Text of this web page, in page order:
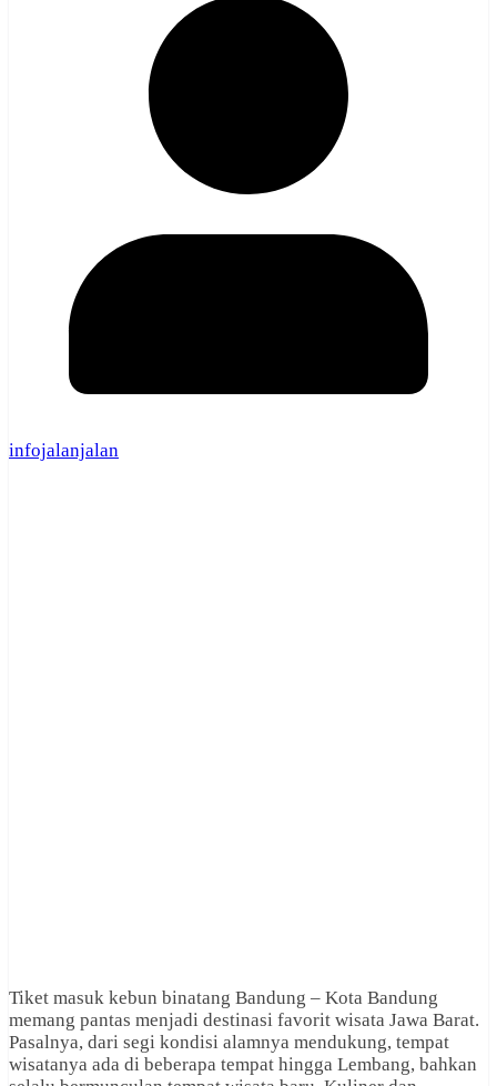
infojalanjalan
Tiket masuk kebun binatang Bandung – Kota Bandung
memang pantas menjadi destinasi favorit wisata Jawa Barat.
Pasalnya, dari segi kondisi alamnya mendukung, tempat
wisatanya ada di beberapa tempat hingga Lembang, bahkan